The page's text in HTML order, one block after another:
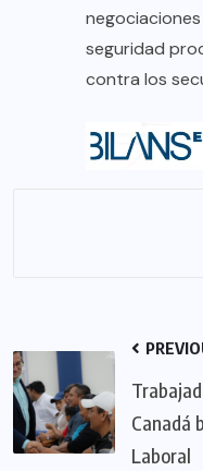
seguridad
contra los
Canadá
Laboral